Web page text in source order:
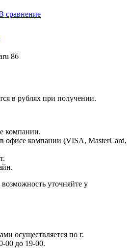
сравнение
86
в рублях при получении.
компании.
офисе компании (VISA, MasterCard,
уточняйте у
осуществляется по г.
00 до 19-00.